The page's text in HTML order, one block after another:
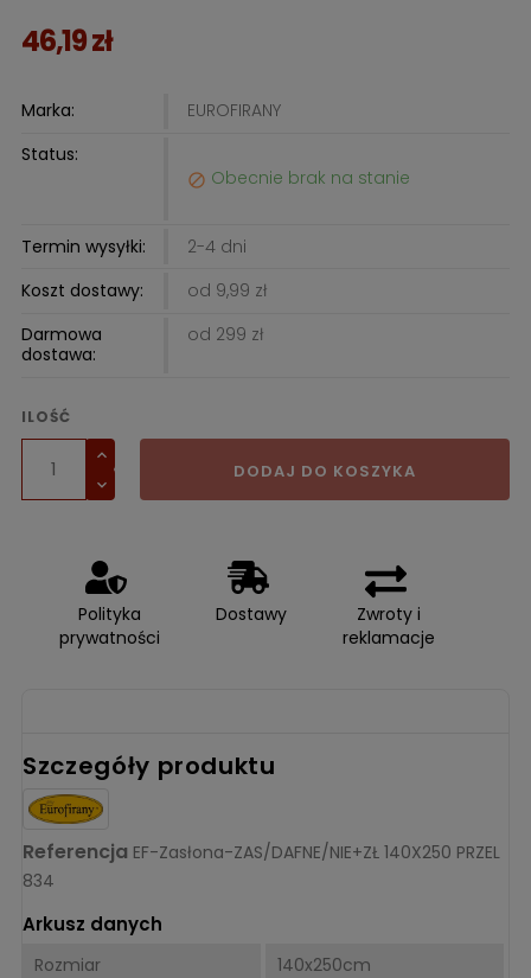
46,19 zł
Marka:
EUROFIRANY
Status:
 Obecnie brak na stanie
Termin wysyłki:
2-4 dni
Koszt dostawy:
od 9,99 zł
Darmowa
dostawa:
od 299 zł
ILOŚĆ
DODAJ DO KOSZYKA
Polityka
prywatności
Dostawy
Zwroty i
reklamacje
Szczegóły produktu
Referencja EF-Zasłona-ZAS/DAFNE/NIE+ZŁ 140X250 PRZEL
834
Arkusz danych
Rozmiar 140x250cm